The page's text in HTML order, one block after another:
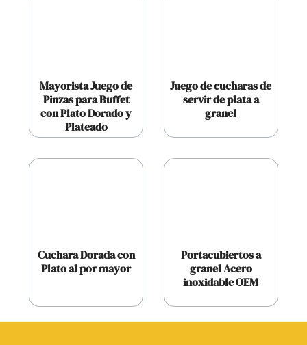
Mayorista Juego de
Pinzas para Buffet
con Plato Dorado y
Plateado
Juego de cucharas de
servir de plata a
granel
Cuchara Dorada con
Plato al por mayor
Portacubiertos a
granel Acero
inoxidable OEM